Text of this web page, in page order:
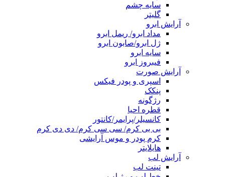
سایه چشم
گلیتر
آرایش ابرو
مداد ابرو/ ریمل ابرو
ژل ابرو/صابون ابرو
سایه ابرو
فیبروز ابرو
آرایش صورت
اسپری و پودر فیکس
پنکک
رژگونه
قطره احیا
کانسیلر/پرایمر/کانتور
بی بی کرم/ سی سی کرم/ دی دی کرم
کرم پودر و موس آرایشی
هایلایتر
آرایش لب
تینت لب